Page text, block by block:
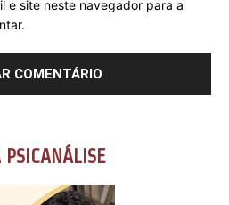
e site neste navegador para a